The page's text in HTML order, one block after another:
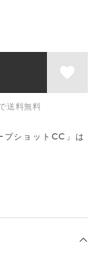
送料無料
プショットCC」は